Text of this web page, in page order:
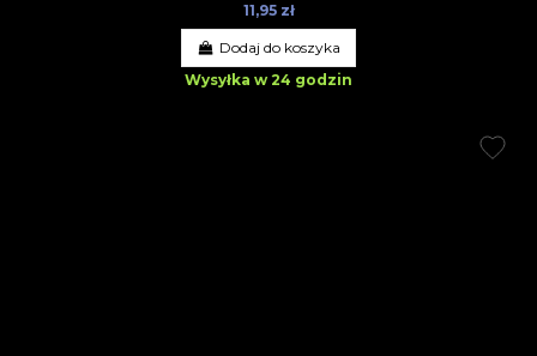
11,95 zł
Dodaj do koszyka
Wysyłka w 24 godzin